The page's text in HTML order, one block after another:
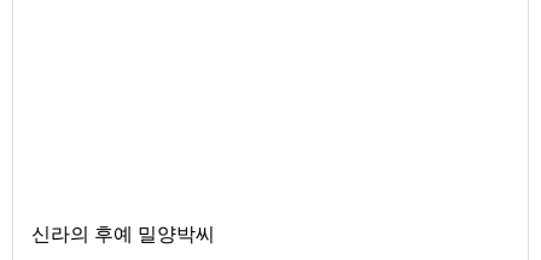
신라의 후예 밀양박씨